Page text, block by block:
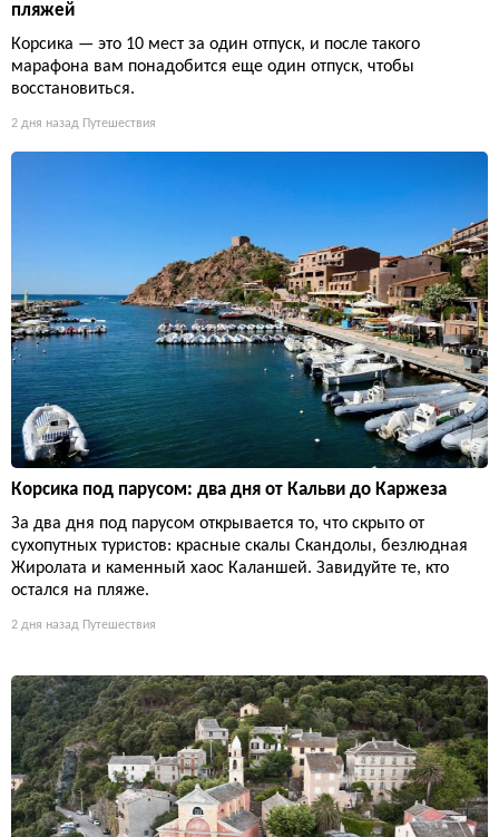
пляжей
Корсика — это 10 мест за один отпуск, и после такого
марафона вам понадобится еще один отпуск, чтобы
восстановиться.
2 дня назад Путешествия
Корсика под парусом: два дня от Кальви до Каржеза
За два дня под парусом открывается то, что скрыто от
сухопутных туристов: красные скалы Скандолы, безлюдная
Жиролата и каменный хаос Каланшей. Завидуйте те, кто
остался на пляже.
2 дня назад Путешествия